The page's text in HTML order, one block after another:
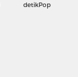
detikPop